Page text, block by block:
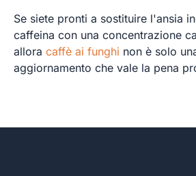
Se siete pronti a sostituire l'ansia
caffeina con una concentrazione
allora caffè ai funghi non è solo
aggiornamento che vale la pena